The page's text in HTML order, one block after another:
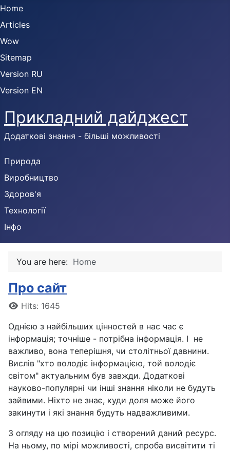
Home
Articles
Wow
Sitemap
Version RU
Version EN
Прикладний дайджест
Додаткові знання - більші можливості
Природа
Виробництво
Здоров'я
Технології
Інфо
You are here: Home
Про сайт
DetailsHits: 1645
Однією з найбільших цінностей в нас час є
інформація; точніше - потрібна інформація. І не
важливо, вона теперішня, чи столітньої давнини.
Вислів "хто володіє інформацією, той володіє
світом" актуальним був завжди. Додаткові
науково-популярні чи інші знання ніколи не будуть
зайвими. Ніхто не знає, куди доля може його
закинути і які знання будуть надважливими.
З огляду на цю позицію і створений даний ресурс.
На ньому, по мірі можливості, спроба висвітити ті